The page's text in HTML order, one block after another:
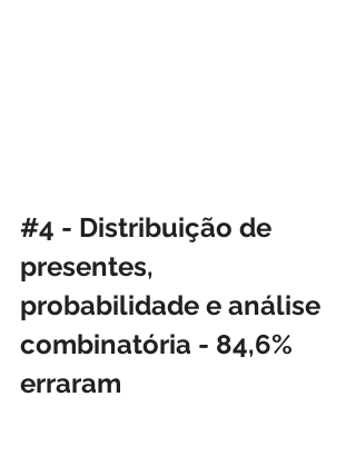
#4 - Distribuição de
presentes,
probabilidade e análise
combinatória - 84,6%
erraram